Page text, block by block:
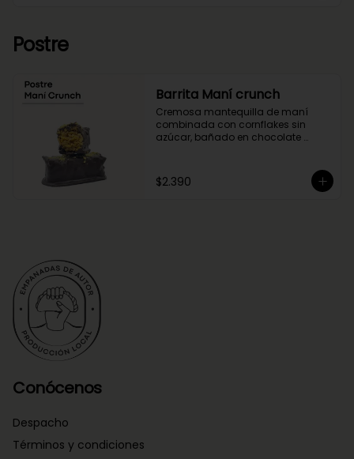
Postre
Barrita Maní crunch
Cremosa mantequilla de maní
combinada con cornflakes sin
azúcar, bañado en chocolate
$2.390
Conócenos
Despacho
Términos y condiciones